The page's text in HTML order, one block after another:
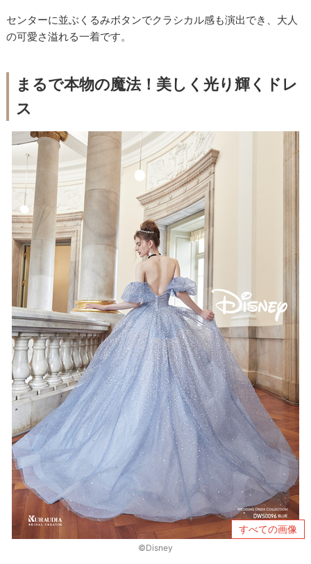
センターに並ぶくるみボタンでクラシカル感も演出でき、大人
の可愛さ溢れる一着です。
まるで本物の魔法！美しく光り輝くドレ
ス
すべての画像
©Disney